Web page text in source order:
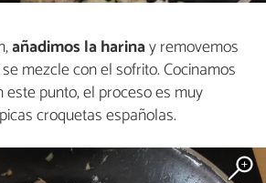
añadimos la harinay removemos
mezcle con el sofrito. Cocinamos
este punto, el proceso es muy
croquetas españolas.